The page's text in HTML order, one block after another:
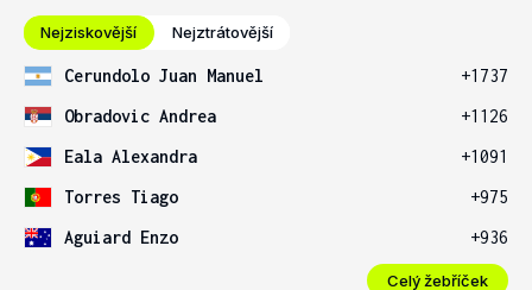
Nejziskovější Nejztrátovější
Cerundolo Juan Manuel
+1737
Obradovic Andrea
+1126
Eala Alexandra
+1091
Torres Tiago
+975
Aguiard Enzo
+936
Celý žebříček